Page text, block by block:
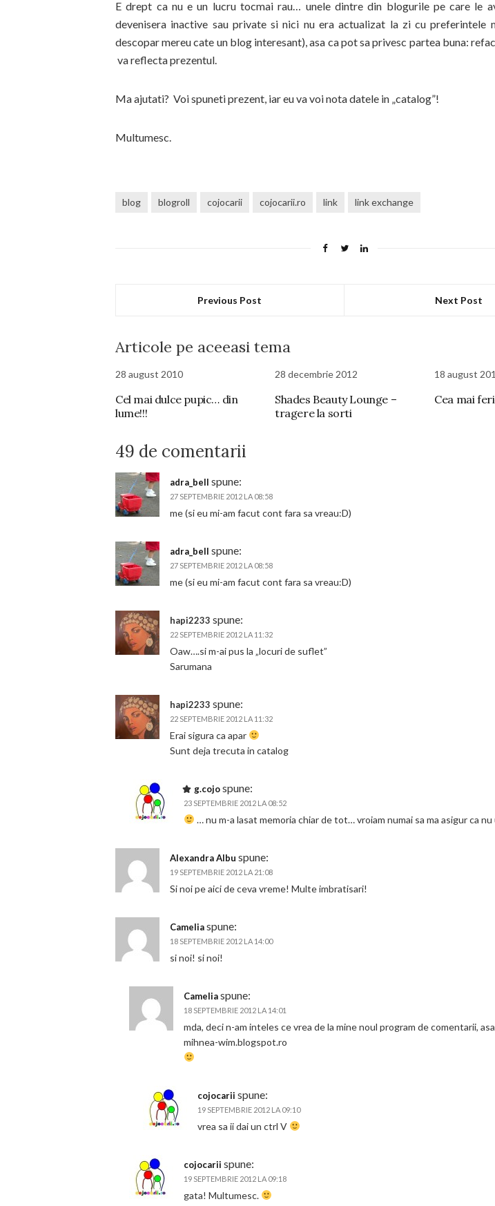
E drept ca nu e un lucru tocmai rau… unele dintre din blogurile pe care le
devenisera inactive sau private si nici nu era actualizat la zi cu preferintele
descopar mereu cate un blog interesant), asa ca pot sa privesc partea buna:
va reflecta prezentul.
Ma ajutati? Voi spuneti prezent, iar eu va voi nota datele in „catalog”!
Multumesc.
blog blogroll cojocarii cojocarii.ro link link exchange
Previous Post Next Post
Articole pe aceeasi tema
28 august 2010
Cel mai dulce pupic… din
lume!!!
28 decembrie 2012
Shades Beauty Lounge –
tragere la sorti
18 august
Cea mai
49 de comentarii
adra_bell spune:
27 SEPTEMBRIE 2012 LA 08:58
me (si eu mi-am facut cont fara sa vreau:D)
adra_bell spune:
27 SEPTEMBRIE 2012 LA 08:58
me (si eu mi-am facut cont fara sa vreau:D)
hapi2233 spune:
22 SEPTEMBRIE 2012 LA 11:32
Oaw….si m-ai pus la „locuri de suflet”
Sarumana
hapi2233 spune:
22 SEPTEMBRIE 2012 LA 11:32
Erai sigura ca apar
Sunt deja trecuta in catalog
g.cojospune:
23 SEPTEMBRIE 2012 LA 08:52
… nu m-a lasat memoria chiar de tot… vroiam numai sa ma asigur ca
Alexandra Albu spune:
19 SEPTEMBRIE 2012 LA 21:08
Si noi pe aici de ceva vreme! Multe imbratisari!
Cameliaspune:
18 SEPTEMBRIE 2012 LA 14:00
si noi! si noi!
Cameliaspune:
18 SEPTEMBRIE 2012 LA 14:01
mda, deci n-am inteles ce vrea de la mine noul program de comentarii,
mihnea-wim.blogspot.ro
cojocarii spune:
19 SEPTEMBRIE 2012 LA 09:10
vrea sa ii dai un ctrl V
cojocarii spune:
19 SEPTEMBRIE 2012 LA 09:18
gata! Multumesc.